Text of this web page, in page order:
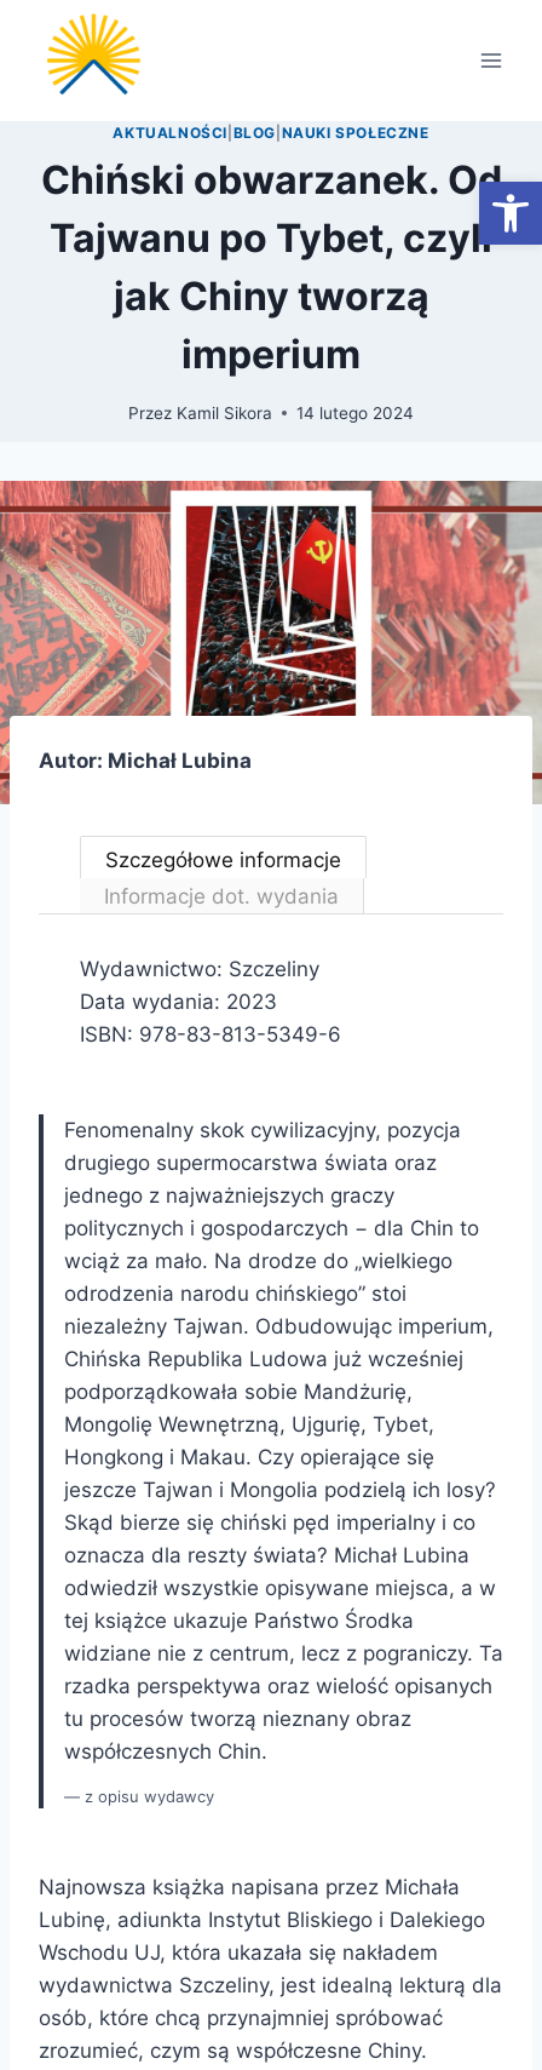
Przejdź
treści
AKTUALNOŚCI BLOG NAUKI SPOŁECZNE
Chiński obwarzanek. Od
Tajwanu po Tybet, czyli
jak Chiny tworzą
imperium
Przez Kamil Sikora 14 lutego 2024
Autor: Michał Lubina
Szczegółowe informacje
Informacje dot. wydania
Wydawnictwo: Szczeliny
Data wydania: 2023
ISBN: 978-83-813-5349-6
Fenomenalny skok cywilizacyjny, pozycja
drugiego supermocarstwa świata oraz
jednego z najważniejszych graczy
politycznych i gospodarczych − dla Chin to
wciąż za mało. Na drodze do „wielkiego
odrodzenia narodu chińskiego” stoi
niezależny Tajwan. Odbudowując imperium,
Chińska Republika Ludowa już wcześniej
podporządkowała sobie Mandżurię,
Mongolię Wewnętrzną, Ujgurię, Tybet,
Hongkong i Makau. Czy opierające się
jeszcze Tajwan i Mongolia podzielą ich losy?
Skąd bierze się chiński pęd imperialny i co
oznacza dla reszty świata? Michał Lubina
odwiedził wszystkie opisywane miejsca, a w
tej książce ukazuje Państwo Środka
widziane nie z centrum, lecz z pograniczy. Ta
rzadka perspektywa oraz wielość opisanych
tu procesów tworzą nieznany obraz
współczesnych Chin.
z opisu wydawcy
Najnowsza książka napisana przez Michała
Lubinę, adiunkta Instytut Bliskiego i Dalekiego
Wschodu UJ, która ukazała się nakładem
wydawnictwa Szczeliny, jest idealną lekturą dla
osób, które chcą przynajmniej spróbować
zrozumieć, czym są współczesne Chiny.